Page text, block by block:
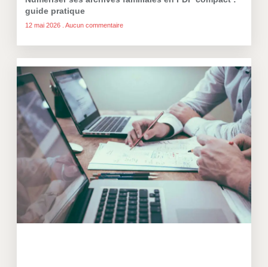
guide pratique
12 mai 2026 Aucun commentaire